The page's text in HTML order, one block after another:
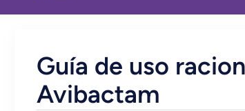
Guía de uso
Avibactam